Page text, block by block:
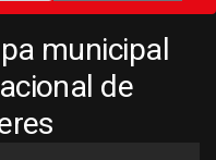
municipal
de